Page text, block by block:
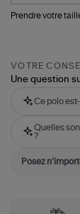
Prendre votre
VOTRE
Une question
Ce polo
Quelles
?